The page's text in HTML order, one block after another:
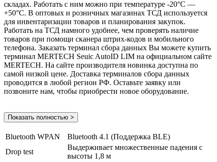
складах. Работать с ним можно при температуре -20°C —
+50°C. В оптовых и розничных магазинах ТСД используется
для инвентаризации товаров и планирования закупок.
Работать на ТСД намного удобнее, чем проверять наличие
товаров при помощи сканера штрих-кодов и мобильного
телефона. Заказать терминал сбора данных Вы можете купить
терминал MERTECH Seuic AutoID LIM на официальном сайте
MERTECH. На сайте производителя новинка доступна по
самой низкой цене. Доставка терминалов сбора данных
проводится в любой регион РФ. Оставьте заявку или
позвоните нам, чтобы приобрести новое оборудование.
Показать полностью >
Bluetooth WPAN
Bluetooth 4.1 (Поддержка BLE)
Drop test
Выдерживает множественные падения с
высоты 1,8 м